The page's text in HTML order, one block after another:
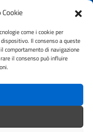
come i cookie per
Il consenso a queste
comportamento di navigazione
il consenso può influire